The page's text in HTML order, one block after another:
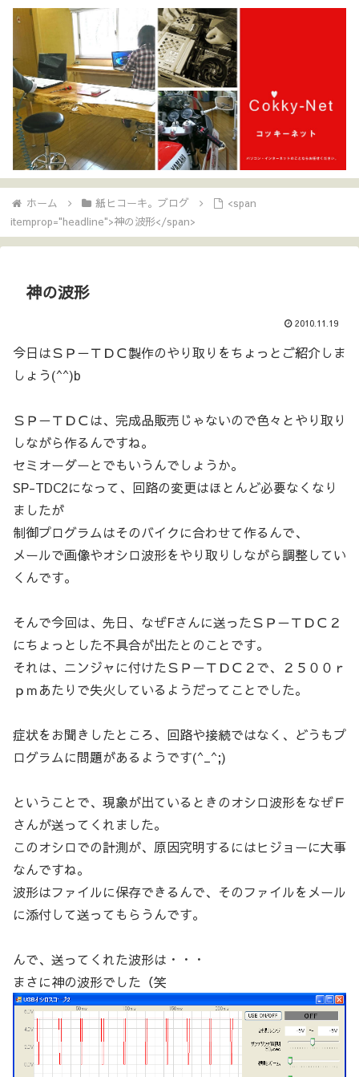
ホーム 紙ヒコーキ。ブログ
<span
itemprop="headline">神の波形</span>
神の波形
2010.11.19
今日はＳＰ－ＴＤＣ製作のやり取りをちょっとご紹介しま
しょう(^^)b
ＳＰ－ＴＤＣは、完成品販売じゃないので色々とやり取り
しながら作るんですね。
セミオーダーとでもいうんでしょうか。
SP-TDC2になって、回路の変更はほとんど必要なくなり
ましたが
制御プログラムはそのバイクに合わせて作るんで、
メールで画像やオシロ波形をやり取りしながら調整してい
くんです。
そんで今回は、先日、なぜFさんに送ったＳＰ－ＴＤＣ２
にちょっとした不具合が出たとのことです。
それは、ニンジャに付けたＳＰ－ＴＤＣ２で、２５００ｒ
ｐｍあたりで失火しているようだってことでした。
症状をお聞きしたところ、回路や接続ではなく、どうもプ
ログラムに問題があるようです(^_^;)
ということで、現象が出ているときのオシロ波形をなぜＦ
さんが送ってくれました。
このオシロでの計測が、原因究明するにはヒジョーに大事
なんですね。
波形はファイルに保存できるんで、そのファイルをメール
に添付して送ってもらうんです。
んで、送ってくれた波形は・・・
まさに神の波形でした（笑